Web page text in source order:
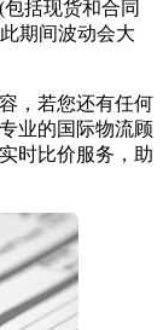
括现货和合同
期间波动会大
，若您还有任何
业的国际物流顾
时比价服务，助